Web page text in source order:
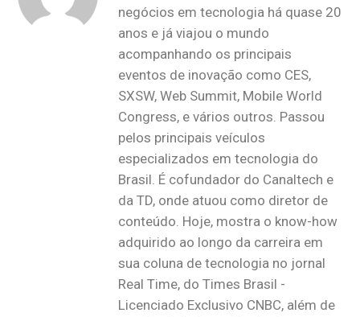
negócios em tecnologia há quase 20
anos e já viajou o mundo
acompanhando os principais
eventos de inovação como CES,
SXSW, Web Summit, Mobile World
Congress, e vários outros. Passou
pelos principais veículos
especializados em tecnologia do
Brasil. É cofundador do Canaltech e
da TD, onde atuou como diretor de
conteúdo. Hoje, mostra o know-how
adquirido ao longo da carreira em
sua coluna de tecnologia no jornal
Real Time, do Times Brasil -
Licenciado Exclusivo CNBC, além de